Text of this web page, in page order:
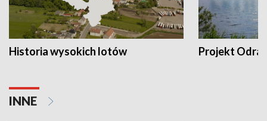
Historia wysokich lotów Projekt Odra
INNE